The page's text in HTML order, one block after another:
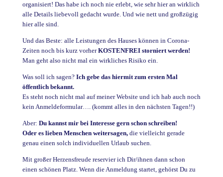
organisiert! Das habe ich noch nie erlebt, wie sehr hier an wirklich
alle Details liebevoll gedacht wurde. Und wie nett und großzügig
hier alle sind.
Und das Beste: alle Leistungen des Hauses können in Corona-
Zeiten noch bis kurz vorherKOSTENFREI storniert werden!
Man geht also nicht mal ein wirkliches Risiko ein.
Was soll ich sagen? Ich gebe das hiermit zum ersten Mal
öffentlich bekannt.
Es steht noch nicht mal auf meiner Website und ich hab auch noch
kein Anmeldeformular…. (kommt alles in den nächsten Tagen!!)
Aber: Du kannst mir bei Interesse gern schon schreiben!
Oder es lieben Menschen weitersagen, die vielleicht gerade
genau einen solch individuellen Urlaub suchen.
Mit großer Herzensfreude reservier ich Dir/ihnen dann schon
einen schönen Platz. Wenn die Anmeldung startet, gehörst Du zu